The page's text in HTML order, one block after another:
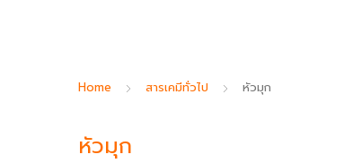
Home สารเคมีทั่วไป หัวมุก
หัวมุก